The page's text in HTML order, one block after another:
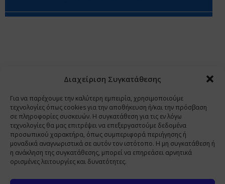
Διαχείριση Συγκατάθεσης
Για να παρέχουμε την καλύτερη εμπειρία, χρησιμοποιούμε
τεχνολογίες όπως cookies για την αποθήκευση ή/και την πρόσβαση
σε πληροφορίες συσκευών. Η συγκατάθεση για τις εν λόγω
τεχνολογίες θα μας επιτρέψει να επεξεργαστούμε δεδομένα
προσωπικού χαρακτήρα, όπως συμπεριφορά περιήγησης ή
μοναδικά αναγνωριστικά σε αυτόν τον ιστότοπο. Η μη συγκατάθεση ή
η ανάκληση της συγκατάθεσης, μπορεί να επηρεάσει αρνητικά
ορισμένες λειτουργίες και δυνατότητες.
Copyright 2009 - 2026 © Χαραμή Α.Ε.
www.PharmaManage.gr • www.HealthExpo.gr • www.YO.gr
•
www.GreekShares.com • www.eLearning-
PharmaManage.gr • www.Charami-SA.gr